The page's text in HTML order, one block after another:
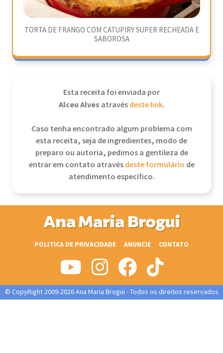
TORTA DE FRANGO COM CATUPIRY SUPER RECHEADA E
SABOROSA
Esta receita foi enviada por
Alceu Alves atravésdeste link.
Caso tenha encontrado algum problema com
esta receita, seja de ingredientes, modo de
preparo ou autoria, pedimos a gentileza de
entrar em contato atravésdeste formulário de
atendimento específico.
Ana Maria Brogui
POLITICA DE PRIVACIDADE ANUNCIE CONTATO
© CopyRight 2009-2026 Ana Maria Brogui - Todos os direitos reservados